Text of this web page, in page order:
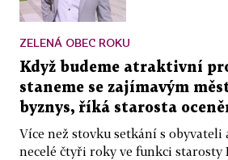
ZELENÁ OBEC ROKU
Když budeme atraktivní
staneme se zajímavým
byznys, říká starosta
Více než stovku setkání s obyvateli
necelé čtyři roky ve funkci starosty